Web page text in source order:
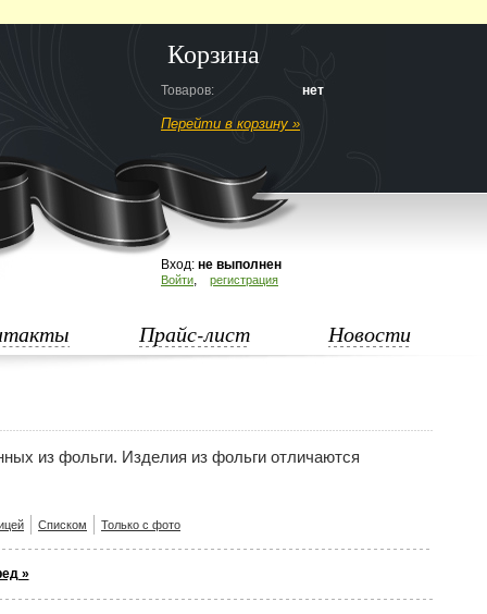
Корзина
Товаров: нет
Перейти в корзину »
Вход: не выполнен
Войти, регистрация
Прайс-лист Новости
из фольги. Изделия из фольги отличаются
Списком Только с фото
»